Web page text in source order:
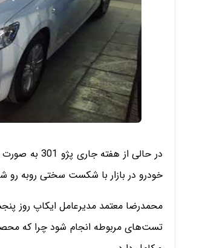
در حالی از
خودرو در بازار با شکست سختی روبه رو
تست‌های مربوطه انجام شود چرا که